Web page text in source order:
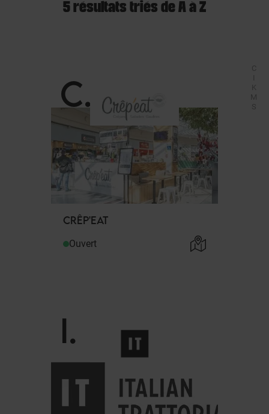
5 résultats triés de A à Z
C
M
S
C.
CRÊP'EAT
Ouvert
I.